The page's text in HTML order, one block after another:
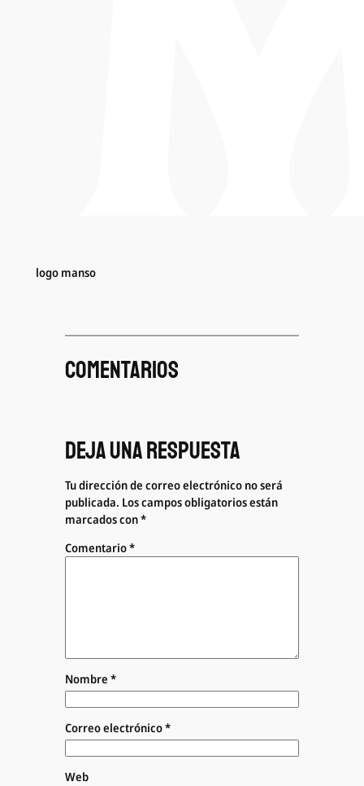
logo manso
Comentarios
Deja una respuesta
Tu dirección de correo electrónico no será
publicada. Los campos obligatorios están
marcados con*
Comentario*
Nombre *
Correo electrónico*
Web